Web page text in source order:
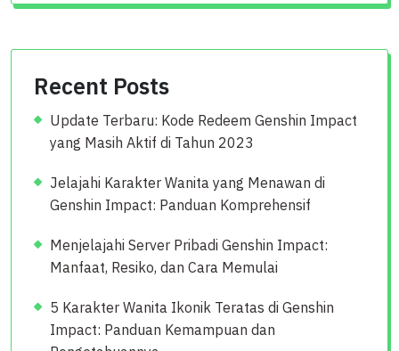
Recent Posts
Update Terbaru: Kode Redeem Genshin Impact
yang Masih Aktif di Tahun 2023
Jelajahi Karakter Wanita yang Menawan di
Genshin Impact: Panduan Komprehensif
Menjelajahi Server Pribadi Genshin Impact:
Manfaat, Resiko, dan Cara Memulai
5 Karakter Wanita Ikonik Teratas di Genshin
Impact: Panduan Kemampuan dan